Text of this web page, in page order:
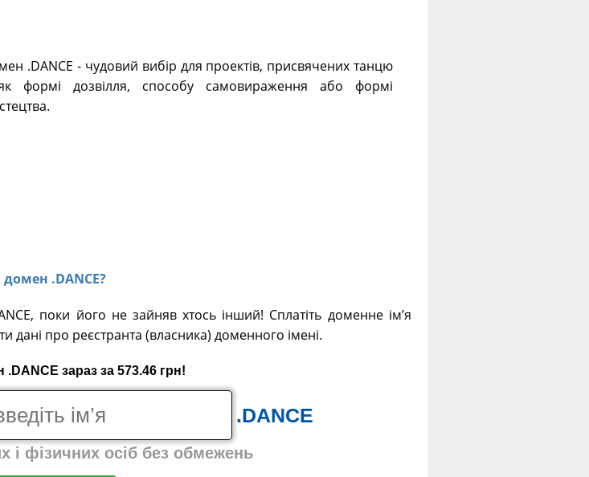
.DANCE - чудовий вибір для проектів, присвячених танцю
формі дозвілля, способу самовираження або формі
.DANCE?
поки його не зайняв хтось інший! Сплатіть доменне ім’я
дані про реєстранта (власника) доменного імені.
.DANCE зараз за 573.46 грн!
.DANCE
і фізичних осіб без обмежень